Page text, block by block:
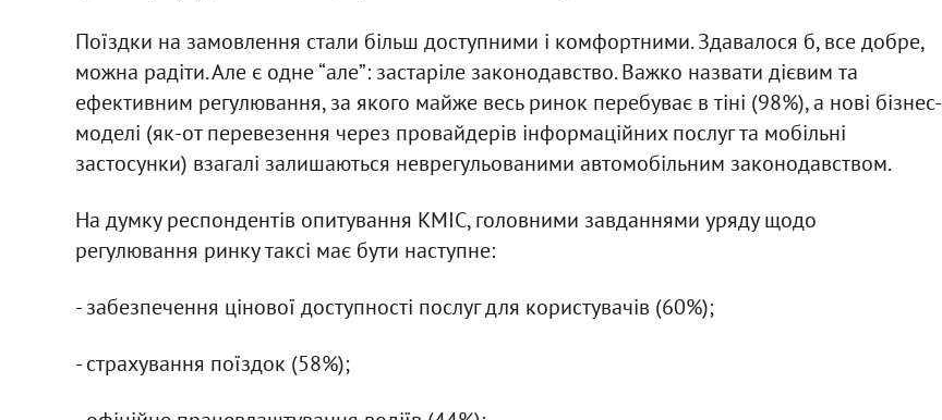
Поїздки на замовлення стали більш доступними і комфортними. Здавалося б, все добре,
можна радіти. Але є одне “але”: застаріле законодавство. Важко назвати дієвим та
ефективним регулювання, за якого майже весь ринок перебуває в тіні (98%), а нові бізнес-
моделі (як-от перевезення через провайдерів інформаційних послуг та мобільні
застосунки) взагалі залишаються неврегульованими автомобільним законодавством.
На думку респондентів опитування КМІС, головними завданнями уряду щодо
регулювання ринку таксі має бути наступне:
- забезпечення цінової доступності послуг для користувачів (60%);
- страхування поїздок (58%);